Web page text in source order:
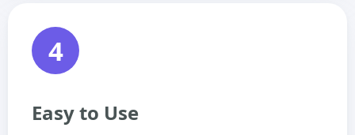
4
Easy to Use